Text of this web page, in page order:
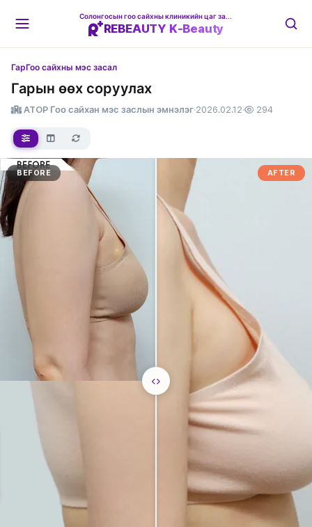
REBEAUTY K-Beauty
ГарГоо сайхны мэс засал
Гарын өөх соруулах
ATOP Гоо сайхан мэс заслын эмнэлэг·2026.02.12· 294
AFTER
BEFORE